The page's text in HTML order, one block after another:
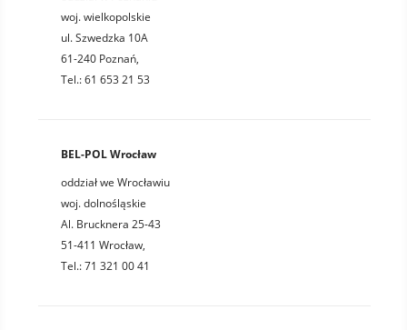
woj. wielkopolskie
ul. Szwedzka 10A
61-240 Poznań,
Tel.: 61 653 21 53
BEL-POL Wrocław
oddział we Wrocławiu
woj. dolnośląskie
Al. Brucknera 25-43
51-411 Wrocław,
Tel.: 71 321 00 41